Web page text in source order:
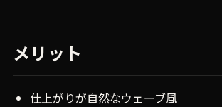
メリット
仕上がりが自然なウェーブ風